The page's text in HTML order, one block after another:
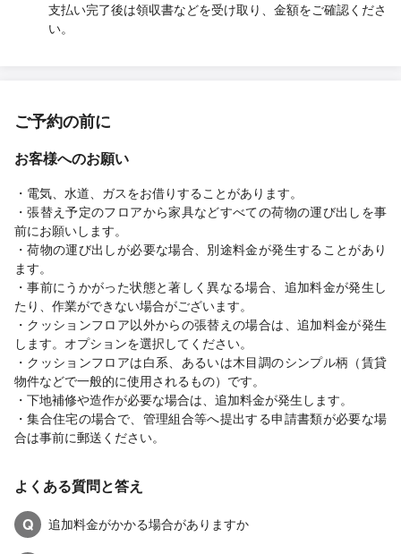
支払い完了後は領収書などを受け取り、金額をご確認くださ
い。
ご予約の前に
お客様へのお願い
・電気、水道、ガスをお借りすることがあります。
・張替え予定のフロアから家具などすべての荷物の運び出しを事
前にお願いします。
・荷物の運び出しが必要な場合、別途料金が発生することがあり
ます。
・事前にうかがった状態と著しく異なる場合、追加料金が発生し
たり、作業ができない場合がございます。
・クッションフロア以外からの張替えの場合は、追加料金が発生
します。オプションを選択してください。
・クッションフロアは白系、あるいは木目調のシンプル柄（賃貸
物件などで一般的に使用されるもの）です。
・下地補修や造作が必要な場合は、追加料金が発生します。
・集合住宅の場合で、管理組合等へ提出する申請書類が必要な場
合は事前に郵送ください。
よくある質問と答え
Q
追加料金がかかる場合がありますか